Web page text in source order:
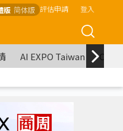
版 简体版 評估申請 登入
AI EXPO Taiwan